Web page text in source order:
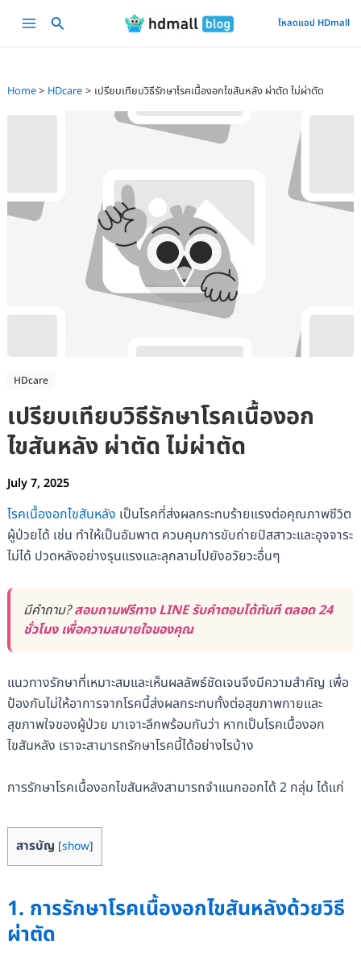
Main
โหลดแอป HDmall
Home HDcare เปรียบเทียบวิธีรักษาโรคเนื้องอกไขสันหลัง ผ่าตัด ไม่ผ่าตัด
HDcare
เปรียบเทียบวิธีรักษาโรคเนื้องอก
ไขสันหลัง ผ่าตัด ไม่ผ่าตัด
July 7, 2025
โรคเนื้องอกไขสันหลัง เป็นโรคที่ส่งผลกระทบร้ายแรงต่อคุณภาพชีวิต
ผู้ป่วยได้ เช่น ทำให้เป็นอัมพาต ควบคุมการขับถ่ายปัสสาวะและอุจจาระ
ไม่ได้ ปวดหลังอย่างรุนแรงและลุกลามไปยังอวัยวะอื่นๆ
มีคำถาม?สอบถามฟรีทาง LINE รับคำตอบได้ทันที ตลอด 24
ชั่วโมง เพื่อความสบายใจของคุณ
แนวทางรักษาที่เหมาะสมและเห็นผลลัพธ์ชัดเจนจึงมีความสำคัญ เพื่อ
ป้องกันไม่ให้อาการจากโรคนี้ส่งผลกระทบทั้งต่อสุขภาพกายและ
สุขภาพใจของผู้ป่วย มาเจาะลึกพร้อมกันว่า หากเป็นโรคเนื้องอก
ไขสันหลัง เราจะสามารถรักษาโรคนี้ได้อย่างไรบ้าง
การรักษาโรคเนื้องอกไขสันหลังสามารถจำแนกออกได้ 2 กลุ่ม ได้แก่
สารบัญ [show]
1. การรักษาโรคเนื้องอกไขสันหลังด้วยวิธี
ผ่าตัด